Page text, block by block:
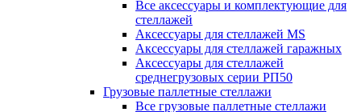
Все аксессуары и комплектующие для
стеллажей
Аксессуары для стеллажей MS
Аксессуары для стеллажей гаражных
Аксессуары для стеллажей
среднегрузовых серии РП50
Грузовые паллетные стеллажи
Все грузовые паллетные стеллажи